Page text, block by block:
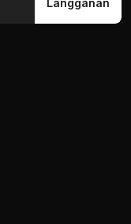
Langganan